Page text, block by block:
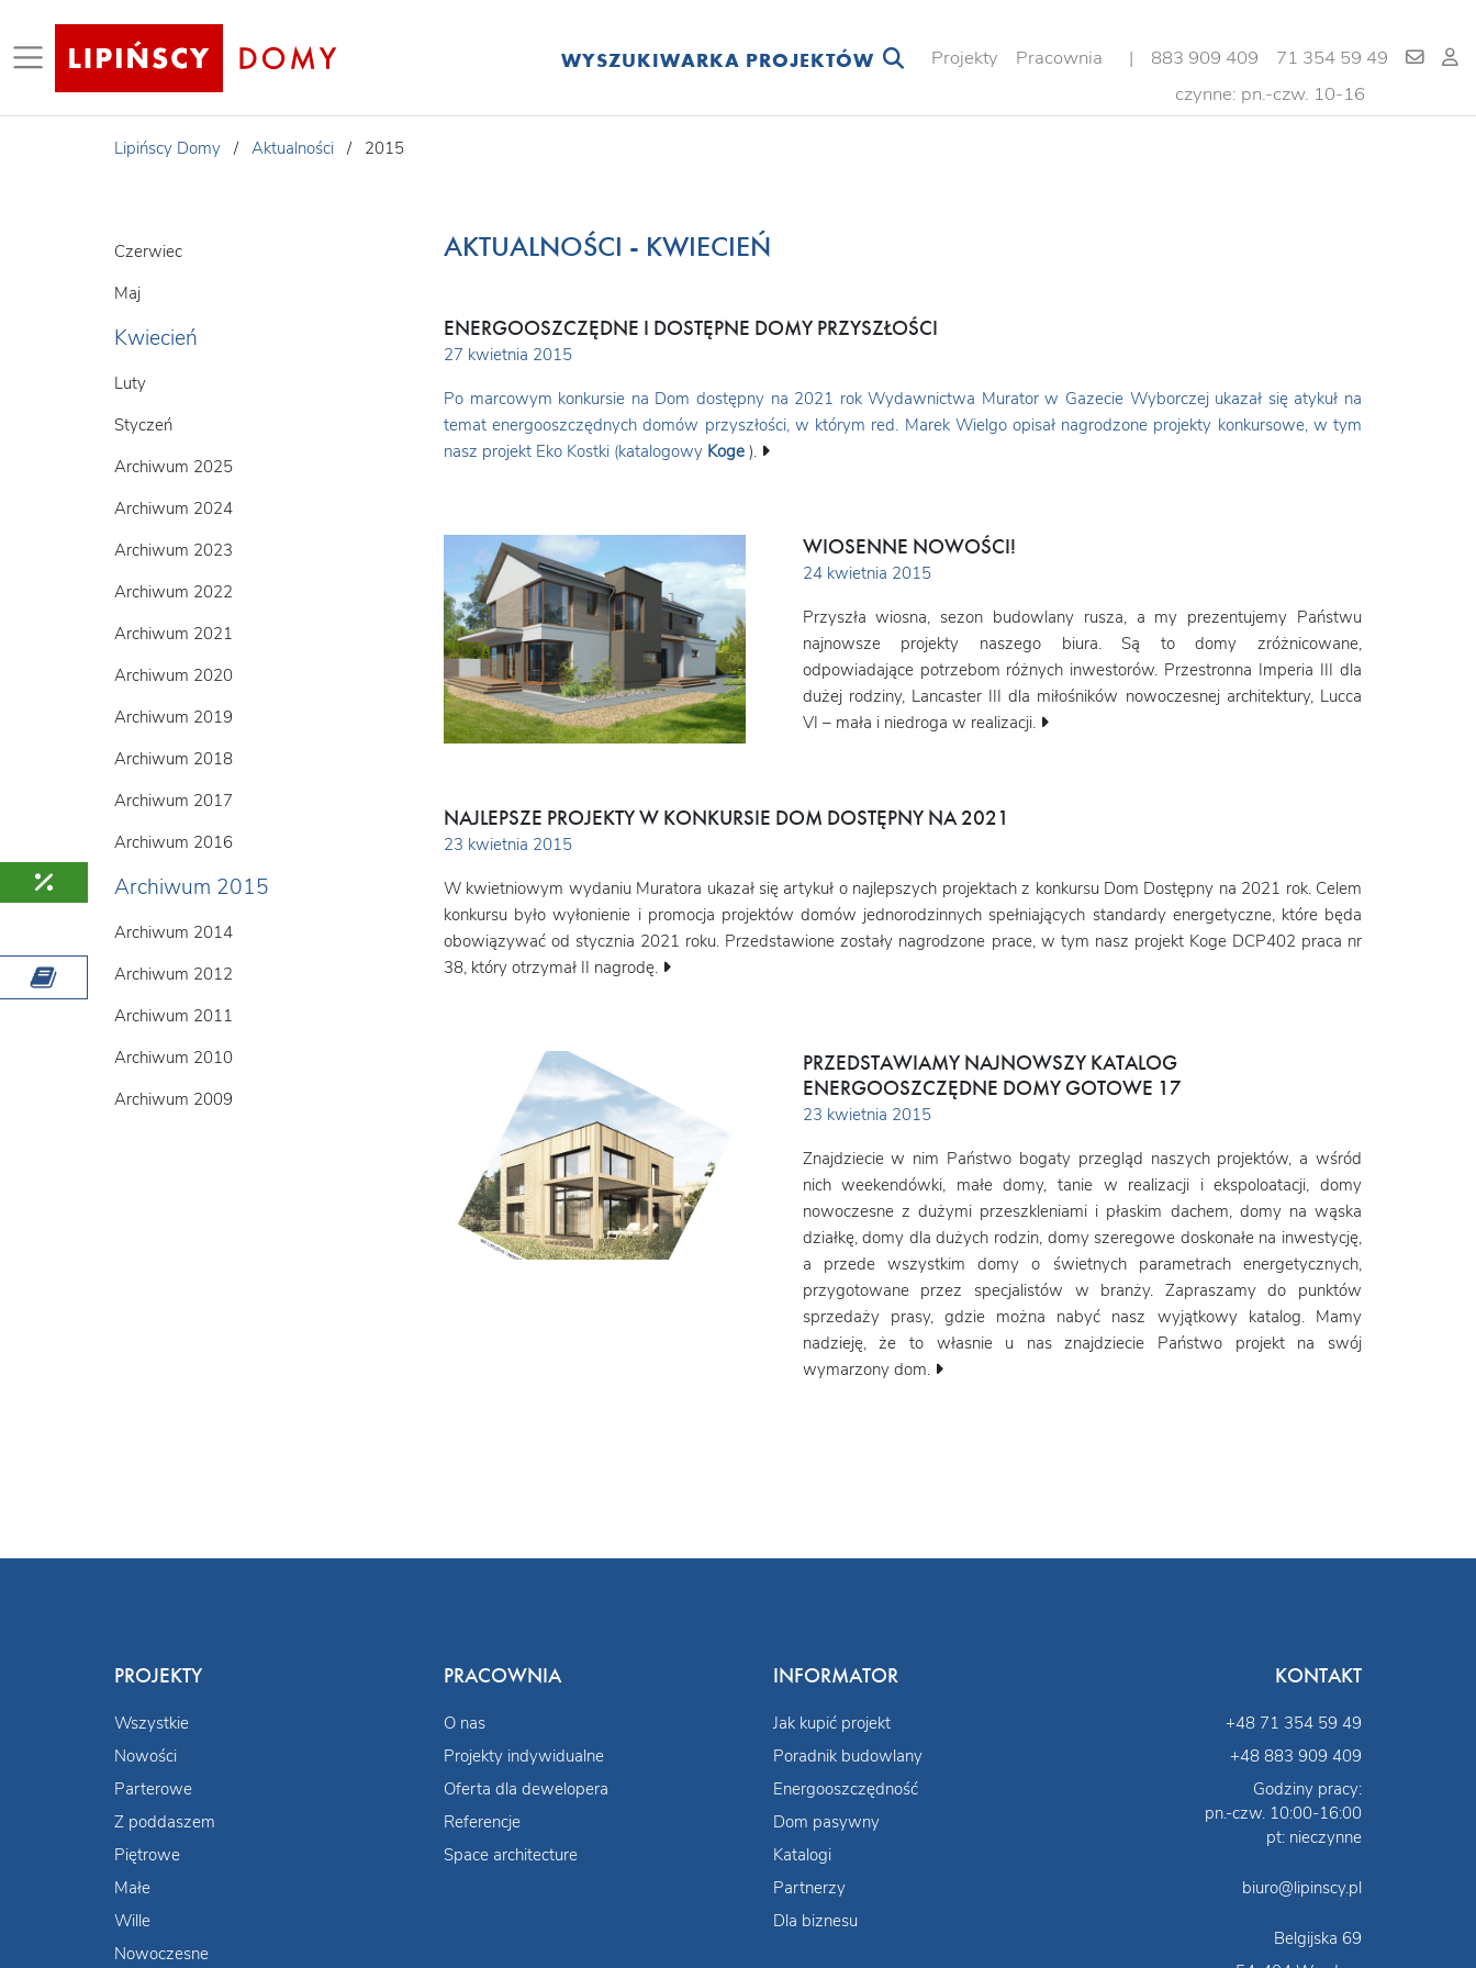
WYSZUKIWARKA PROJEKTÓW Projekty Pracownia | 883 909 409
71 354 59 49
czynne: pn.-czw. 10-16
Lipińscy Domy / Aktualności / 2015
Czerwiec
Maj
Kwiecień
Luty
Styczeń
Archiwum 2025
Archiwum 2024
Archiwum 2023
Archiwum 2022
Archiwum 2021
Archiwum 2020
Archiwum 2019
Archiwum 2018
Archiwum 2017
Archiwum 2016
Archiwum 2015
Archiwum 2014
Archiwum 2012
Archiwum 2011
Archiwum 2010
Archiwum 2009
AKTUALNOŚCI - KWIECIEŃ
ENERGOOSZCZĘDNE I DOSTĘPNE DOMY PRZYSZŁOŚCI
27 kwietnia 2015
Po marcowym konkursie na Dom dostępny na 2021 rok Wydawnictwa Murator w Gazecie Wyborczej ukazał się atykuł na
temat energooszczędnych domów przyszłości, w którym red. Marek Wielgo opisał nagrodzone projekty konkursowe, w tym
nasz projekt Eko Kostki (katalogowy Koge ).
WIOSENNE NOWOŚCI!
24 kwietnia 2015
Przyszła wiosna, sezon budowlany rusza, a my prezentujemy Państwu
najnowsze projekty naszego biura. Są to domy zróżnicowane,
odpowiadające potrzebom różnych inwestorów. Przestronna Imperia III dla
dużej rodziny, Lancaster III dla miłośników nowoczesnej architektury, Lucca
VI – mała i niedroga w realizacji.
NAJLEPSZE PROJEKTY W KONKURSIE DOM DOSTĘPNY NA 2021
23 kwietnia 2015
W kwietniowym wydaniu Muratora ukazał się artykuł o najlepszych projektach z konkursu Dom Dostępny na 2021 rok. Celem
konkursu było wyłonienie i promocja projektów domów jednorodzinnych spełniających standardy energetyczne, które będa
obowiązywać od stycznia 2021 roku. Przedstawione zostały nagrodzone prace, w tym nasz projekt Koge DCP402 praca nr
38, który otrzymał II nagrodę.
PRZEDSTAWIAMY NAJNOWSZY KATALOG
ENERGOOSZCZĘDNE DOMY GOTOWE 17
23 kwietnia 2015
Znajdziecie w nim Państwo bogaty przegląd naszych projektów, a wśród
nich weekendówki, małe domy, tanie w realizacji i ekspoloatacji, domy
nowoczesne z dużymi przeszkleniami i płaskim dachem, domy na wąska
działkę, domy dla dużych rodzin, domy szeregowe doskonałe na inwestycję,
a przede wszystkim domy o świetnych parametrach energetycznych,
przygotowane przez specjalistów w branży. Zapraszamy do punktów
sprzedaży prasy, gdzie można nabyć nasz wyjątkowy katalog. Mamy
nadzieję, że to własnie u nas znajdziecie Państwo projekt na swój
wymarzony dom.
PROJEKTY
Wszystkie
Nowości
Parterowe
Z poddaszem
Piętrowe
Małe
Wille
Nowoczesne
PRACOWNIA
O nas
Projekty indywidualne
Oferta dla dewelopera
Referencje
Space architecture
INFORMATOR
Jak kupić projekt
Poradnik budowlany
Energooszczędność
Dom pasywny
Katalogi
Partnerzy
Dla biznesu
KONTAKT
+48 71 354 59 49
+48 883 909 409
Godziny pracy:
pn.-czw. 10:00-16:00
pt: nieczynne
biuro@lipinscy.pl
Belgijska 69